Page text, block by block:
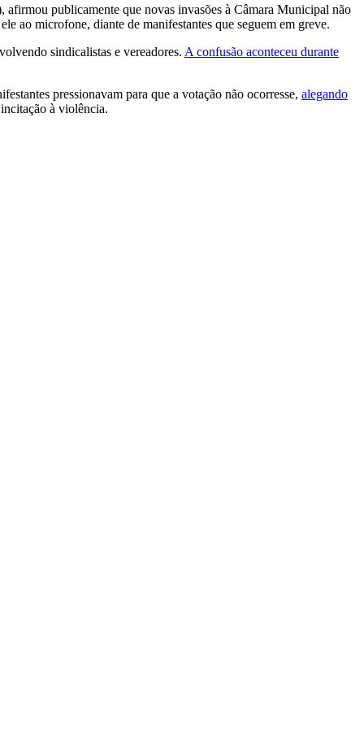
publicamente que novas invasões à Câmara Municipal não
ao microfone, diante de manifestantes que seguem em greve.
sindicalistas e vereadores. A confusão aconteceu durante
pressionavam para que a votação não ocorresse, alegando
à violência.